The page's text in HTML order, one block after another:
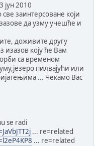
јун 2010
заинтерсоване који
да узму учешће и
доживите другу
изазов коју ће Вам
са временом
пилвајући или
... Чекамо Вас
se radi
... re=related
... re=related